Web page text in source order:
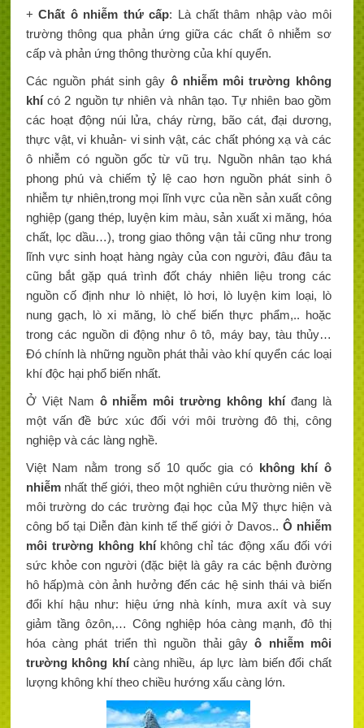
+Chất ô nhiễm thứ cấp: Là chất thâm nhập vào môi
trường thông qua phản ứng giữa các chất ô nhiễm sơ
cấp và phản ứng thông thường của khí quyển.
Các nguồn phát sinh gây ô nhiễm môi trường không
khícó 2 nguồn tự nhiên và nhân tạo. Tự nhiên bao gồm
các hoạt động núi lửa, cháy rừng, bão cát, đại dương,
thực vật, vi khuản- vi sinh vật, các chất phóng xạ và các
ô nhiễm có nguồn gốc từ vũ trụ. Nguồn nhân tạo khá
phong phú và chiếm tỷ lệ cao hơn nguồn phát sinh ô
nhiễm tự nhiên,trong mọi lĩnh vực của nền sản xuất công
nghiệp (gang thép, luyện kim màu, sản xuất xi măng, hóa
chất, lọc dầu…), trong giao thông vận tải cũng như trong
lĩnh vực sinh hoạt hàng ngày của con người, đâu đâu ta
cũng bắt gặp quá trình đốt cháy nhiên liệu trong các
nguồn cố định như lò nhiệt, lò hơi, lò luyện kim loại, lò
nung gạch, lò xi măng, lò chế biến thực phẩm,.. hoặc
trong các nguồn di động như ô tô, máy bay, tàu thủy…
Đó chính là những nguồn phát thải vào khí quyển các loại
khí độc hại phổ biến nhất.
Ở Việt Nam ô nhiễm môi trường không khíđang là
một vấn đề bức xúc đối với môi trường đô thị, công
nghiệp và các làng nghề.
Việt Nam nằm trong số 10 quốc gia có không khí ô
nhiễmnhất thế giới, theo một nghiên cứu thường niên về
môi trường do các trường đại học của Mỹ thực hiện và
công bố tại Diễn đàn kinh tế thế giới ở Davos.. Ô nhiễm
môi trường không khíkhông chỉ tác động xấu đối với
sức khỏe con người (đặc biệt là gây ra các bệnh đường
hô hấp)mà còn ảnh hưởng đến các hệ sinh thái và biến
đổi khí hậu như: hiệu ứng nhà kính, mưa axít và suy
giảm tầng ôzôn,… Công nghiệp hóa càng mạnh, đô thị
hóa càng phát triển thì nguồn thải gâyô nhiễm môi
trường không khícàng nhiều, áp lực làm biến đổi chất
lượng không khí theo chiều hướng xấu càng lớn.